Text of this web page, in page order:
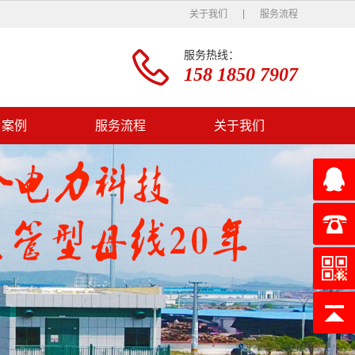
关于我们 服务流程
服务热线：
158 1850 7907
例 服务流程 关于我们